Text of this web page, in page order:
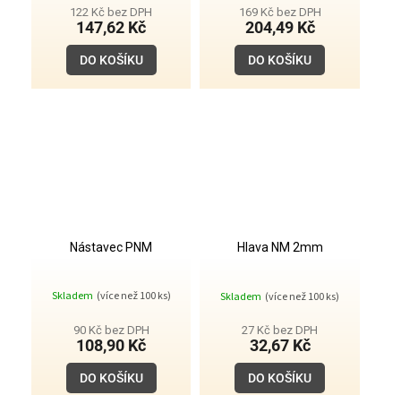
je
5,0
5
hvězdiček.
122 Kč bez DPH
147,62 Kč
DO KOŠÍKU
je
5,0
5
hvězdiček.
169 Kč bez DPH
204,49 Kč
DO KOŠÍKU
Nástavec PNM
hodnocení
je
5,0
5
hvězdiček.
Skladem (více než 100 ks)
90 Kč bez DPH
108,90 Kč
DO KOŠÍKU
Hlava NM 2mm
Skladem (více než 100 ks)
27 Kč bez DPH
32,67 Kč
DO KOŠÍKU